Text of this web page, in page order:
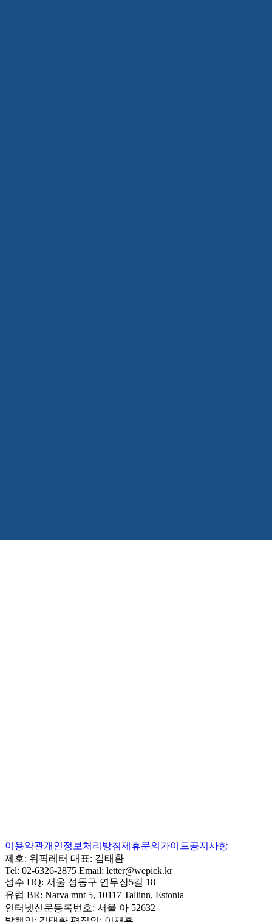
이용약관개인정보처리방침제휴문의 가이드공지사항
제호: 위픽레터 대표: 김태환
Tel: 02-6326-2875 Email: letter@wepick.kr
성수 HQ: 서울 성동구 연무장5길 18
유럽 BR: Narva mnt 5, 10117 Tallinn, Estonia
인터넷신문등록번호: 서울 아 52632